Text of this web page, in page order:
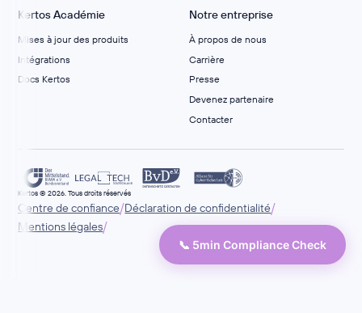
Kertos Académie
Mises à jour des produits
Intégrations
Docs Kertos
Notre entreprise
À propos de nous
Carrière
Presse
Devenez partenaire
Contacter
Kertos © 2026. Tous droits réservés
Centre de confiance/Déclaration de confidentialité/
Mentions légales/
📞 5min Compliance Check